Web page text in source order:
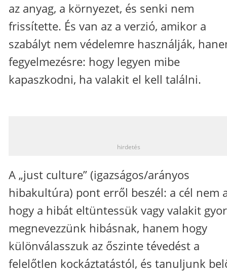
az anyag, a környezet, és senki nem
frissítette. És van az a verzió, amikor a
szabályt nem védelemre használják,
fegyelmezésre: hogy legyen mibe
kapaszkodni, ha valakit el kell találni.
hirdetés
A „just culture” (igazságos/arányos
hibakultúra) pont erről beszél: a cél nem
hogy a hibát eltüntessük vagy valakit
megnevezzünk hibásnak, hanem hogy
különválasszuk az őszinte tévedést a
felelőtlen kockáztatástól, és tanuljunk